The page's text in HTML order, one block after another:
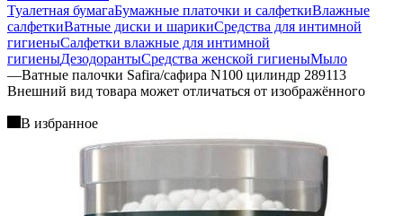
Туалетная бумагаБумажные платочки и салфеткиВлажные
салфеткиВатные диски и шарикиСредства для интимной
гигиеныСалфетки влажные для интимной
гигиеныДезодорантыСредства женской гигиеныМыло
—Ватные палочки Safira/сафира N100 цилиндр 289113
Bнешний вид товара может отличаться от изображённого
В избранное